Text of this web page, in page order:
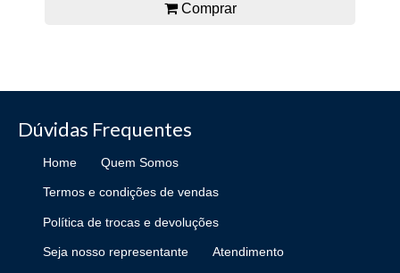
Comprar
Dúvidas Frequentes
Home Quem Somos
Termos e condições de vendas
Política de trocas e devoluções
Seja nosso representante Atendimento